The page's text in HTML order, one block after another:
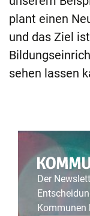
plant einen
und das Ziel
sehen lassen
Der
Kommunen